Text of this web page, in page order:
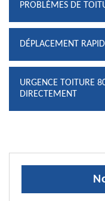
PROBLÈMES DE
DÉPLACEMENT
URGENCE TOITURE
DIRECTEMENT